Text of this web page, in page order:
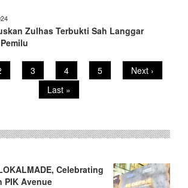
Zulhas Terbukti Sah Langgar
Page
3 Page
4 Page
5
Next
page
Next ›
Last
page
Last »
Celebrating
PIK Avenue